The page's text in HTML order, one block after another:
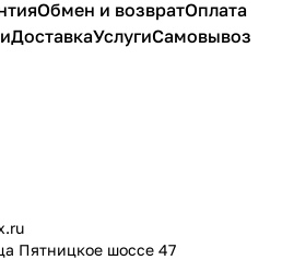
ft
A892
Обмен и возвратОплата
ДоставкаУслугиСамовывоз
Пятницкое шоссе 47